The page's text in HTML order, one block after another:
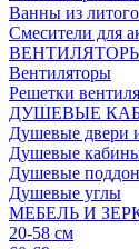
Ванны из
Смесители для
Вентиляторы
Решетки
ДУШЕВЫЕ
Душевые двери
Душевые
Душевые
Душевые углы
МЕБЕЛЬ И
20-58 см